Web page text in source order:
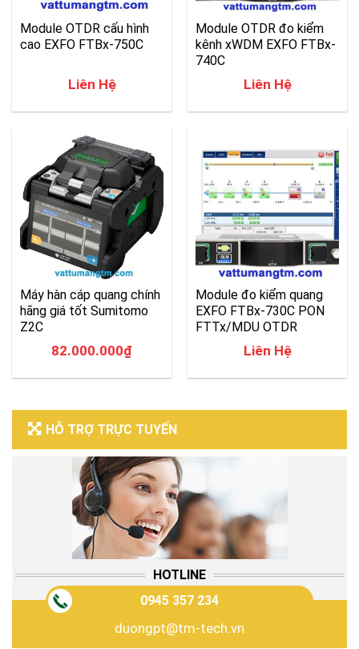
Module OTDR cấu hình
cao EXFO FTBx-750C
Liên Hệ
Module OTDR đo kiểm
kênh xWDM EXFO FTBx-
740C
Liên Hệ
Máy hàn cáp quang chính
hãng giá tốt Sumitomo
Z2C
82.000.000₫
Module đo kiểm quang
EXFO FTBx-730C PON
FTTx/MDU OTDR
Liên Hệ
HỖ TRỢ TRỰC TUYẾN
HOTLINE
0945 357 234
duongpt@tm-tech.vn